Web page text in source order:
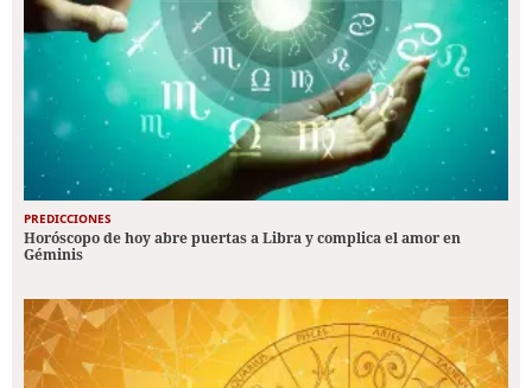
PREDICCIONES
Horóscopo de hoy abre puertas a Libra y complica el amor en
Géminis